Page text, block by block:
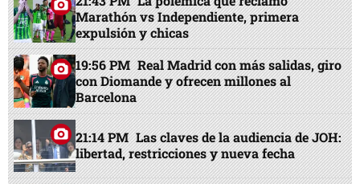
Marathón vs Independiente, primera
expulsión y chicas
19:56 PM Real Madrid con más salidas, giro
con Diomande y ofrecen millones al
Barcelona
21:14 PM Las claves de la audiencia de JOH:
libertad, restricciones y nueva fecha